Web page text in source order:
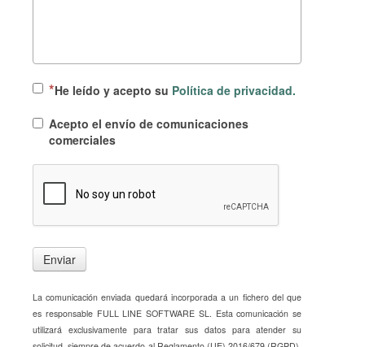
He leído y acepto su Política de privacidad.
Acepto el envío de comunicaciones
comerciales
Enviar
La comunicación enviada quedará incorporada a un fichero del que
es responsable FULL LINE SOFTWARE SL. Esta comunicación se
utilizará exclusivamente para tratar sus datos para atender su